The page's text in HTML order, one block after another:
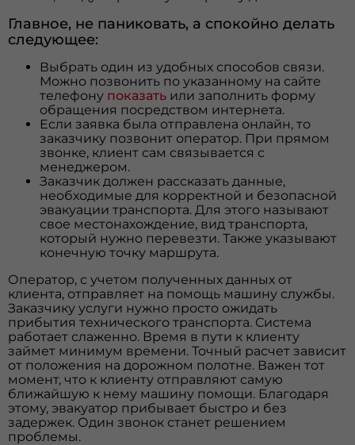
Главное, не паниковать, а спокойно делать
следующее:
Выбрать один из удобных способов связи.
Можно позвонить по указанному на сайте
телефону показать или заполнить форму
обращения посредством интернета.
Если заявка была отправлена онлайн, то
заказчику позвонит оператор. При прямом
звонке, клиент сам связывается с
менеджером.
Заказчик должен рассказать данные,
необходимые для корректной и безопасной
эвакуации транспорта. Для этого называют
свое местонахождение, вид транспорта,
который нужно перевезти. Также указывают
конечную точку маршрута.
Оператор, с учетом полученных данных от
клиента, отправляет на помощь машину службы.
Заказчику услуги нужно просто ожидать
прибытия технического транспорта. Система
работает слаженно. Время в пути к клиенту
займет минимум времени. Точный расчет зависит
от положения на дорожном полотне. Важен тот
момент, что к клиенту отправляют самую
ближайшую к нему машину помощи. Благодаря
этому, эвакуатор прибывает быстро и без
задержек. Один звонок станет решением
проблемы.